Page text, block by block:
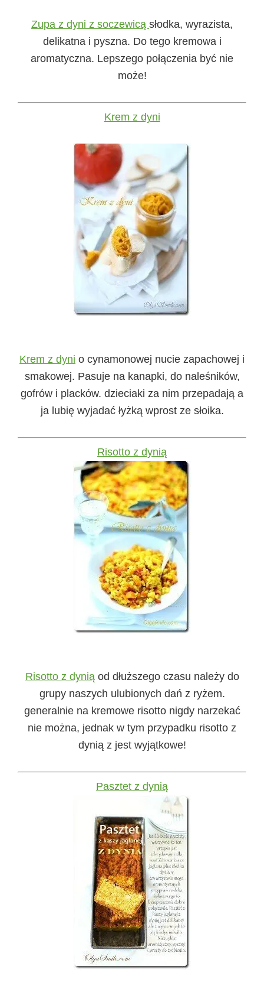
Zupa z dyni z soczewicą słodka, wyrazista,
delikatna i pyszna. Do tego kremowa i
aromatyczna. Lepszego połączenia być nie
może!
Krem z dyni
Krem z dyni o cynamonowej nucie zapachowej i
smakowej. Pasuje na kanapki, do naleśników,
gofrów i placków. dzieciaki za nim przepadają a
ja lubię wyjadać łyżką wprost ze słoika.
Risotto z dynią
Risotto z dynią od dłuższego czasu należy do
grupy naszych ulubionych dań z ryżem.
generalnie na kremowe risotto nigdy narzekać
nie można, jednak w tym przypadku risotto z
dynią z jest wyjątkowe!
Pasztet z dynią